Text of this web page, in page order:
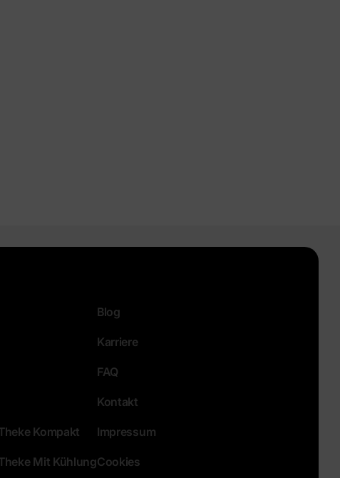
Kompakt
Mit Kühlung
Blog
Karriere
FAQ
Kontakt
Impressum
Cookies